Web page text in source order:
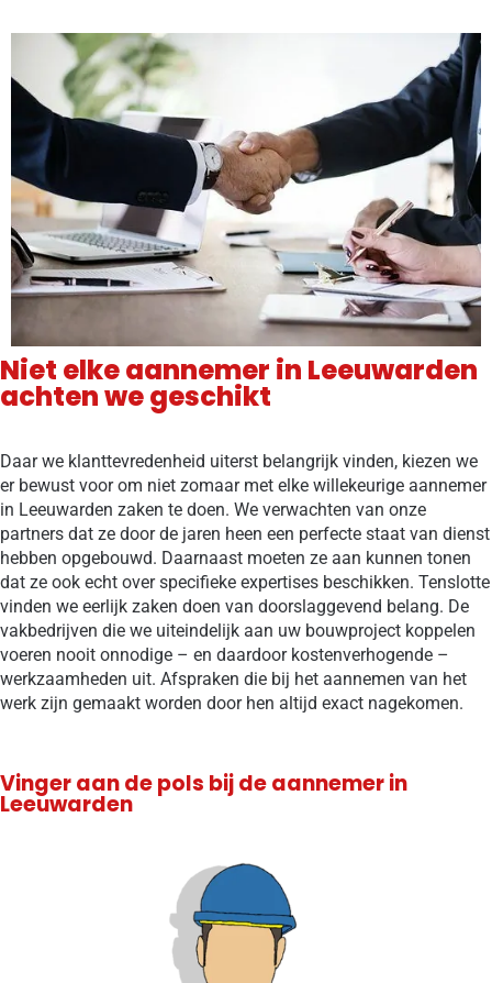
Niet elke aannemer in Leeuwarden
achten we geschikt
Daar we klanttevredenheid uiterst belangrijk vinden, kiezen we
er bewust voor om niet zomaar met elke willekeurige aannemer
in Leeuwarden zaken te doen. We verwachten van onze
partners dat ze door de jaren heen een perfecte staat van dienst
hebben opgebouwd. Daarnaast moeten ze aan kunnen tonen
dat ze ook echt over specifieke expertises beschikken. Tenslotte
vinden we eerlijk zaken doen van doorslaggevend belang. De
vakbedrijven die we uiteindelijk aan uw bouwproject koppelen
voeren nooit onnodige – en daardoor kostenverhogende –
werkzaamheden uit. Afspraken die bij het aannemen van het
werk zijn gemaakt worden door hen altijd exact nagekomen.
Vinger aan de pols bij de aannemer in
Leeuwarden